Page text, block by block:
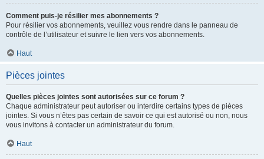
Comment puis-je résilier mes abonnements ?
Pour résilier vos abonnements, veuillez vous rendre dans le panneau de
contrôle de l’utilisateur et suivre le lien vers vos abonnements.
Haut
Pièces jointes
Quelles pièces jointes sont autorisées sur ce forum ?
Chaque administrateur peut autoriser ou interdire certains types de pièces
jointes. Si vous n’êtes pas certain de savoir ce qui est autorisé ou non, nous
vous invitons à contacter un administrateur du forum.
Haut